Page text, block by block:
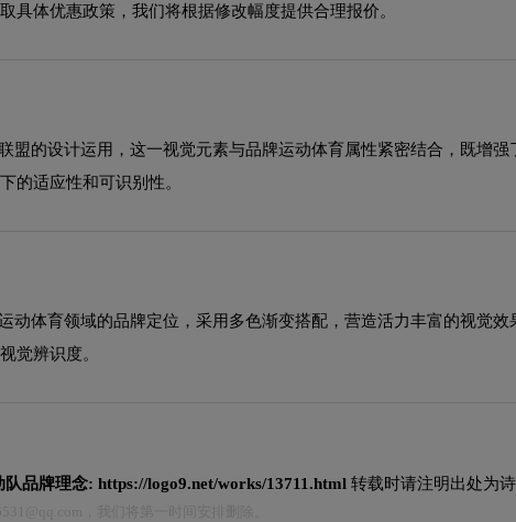
具体优惠政策，我们将根据修改幅度提供合理报价。
盟的设计运用，这一视觉元素与品牌运动体育属性紧密结合，既增
的适应性和可识别性。
动体育领域的品牌定位，采用多色渐变搭配，营造活力丰富的视觉
觉辨识度。
队品牌理念: https://logo9.net/works/13711.html 转载时请注明出处为